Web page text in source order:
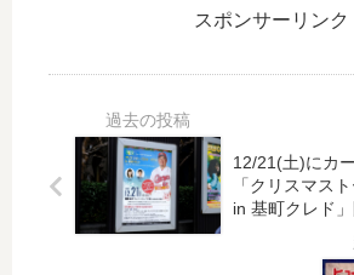
ー
ョ
10/
31(
火)
開
ガ
品
な
ど
が
スポンサーリンク
12/21(土)にカ
「クリスマス
in 基町クレド」